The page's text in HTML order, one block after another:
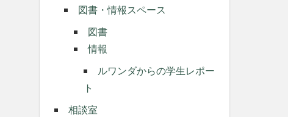
図書・情報スペース
図書
情報
ルワンダからの学生レポー
ト
相談室